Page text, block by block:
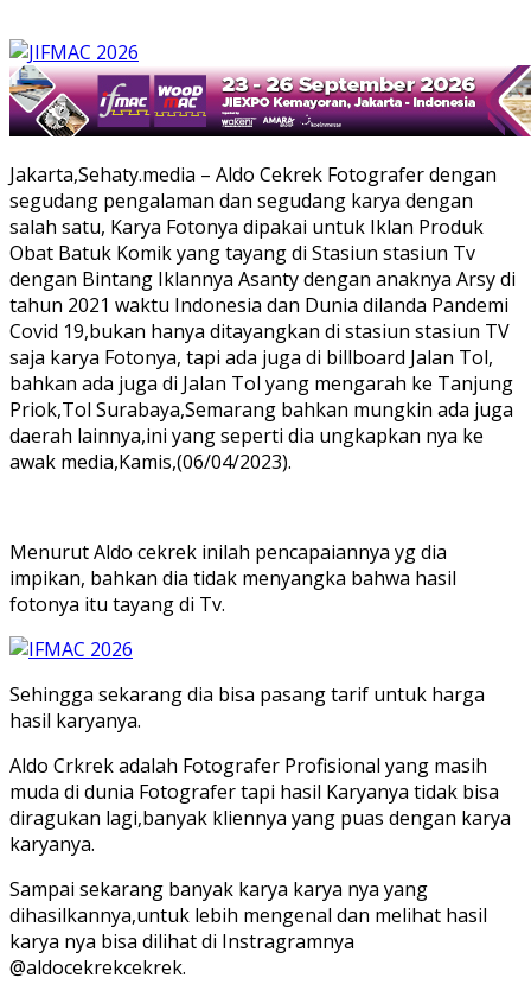
Jakarta,Sehaty.media – Aldo Cekrek Fotografer dengan
segudang pengalaman dan segudang karya dengan
salah satu, Karya Fotonya dipakai untuk Iklan Produk
Obat Batuk Komik yang tayang di Stasiun stasiun Tv
dengan Bintang Iklannya Asanty dengan anaknya Arsy di
tahun 2021 waktu Indonesia dan Dunia dilanda Pandemi
Covid 19,bukan hanya ditayangkan di stasiun stasiun TV
saja karya Fotonya, tapi ada juga di billboard Jalan Tol,
bahkan ada juga di Jalan Tol yang mengarah ke Tanjung
Priok,Tol Surabaya,Semarang bahkan mungkin ada juga
daerah lainnya,ini yang seperti dia ungkapkan nya ke
awak media,Kamis,(06/04/2023).
Menurut Aldo cekrek inilah pencapaiannya yg dia
impikan, bahkan dia tidak menyangka bahwa hasil
fotonya itu tayang di Tv.
Sehingga sekarang dia bisa pasang tarif untuk harga
hasil karyanya.
Aldo Crkrek adalah Fotografer Profisional yang masih
muda di dunia Fotografer tapi hasil Karyanya tidak bisa
diragukan lagi,banyak kliennya yang puas dengan karya
karyanya.
Sampai sekarang banyak karya karya nya yang
dihasilkannya,untuk lebih mengenal dan melihat hasil
karya nya bisa dilihat di Instragramnya
@aldocekrekcekrek.